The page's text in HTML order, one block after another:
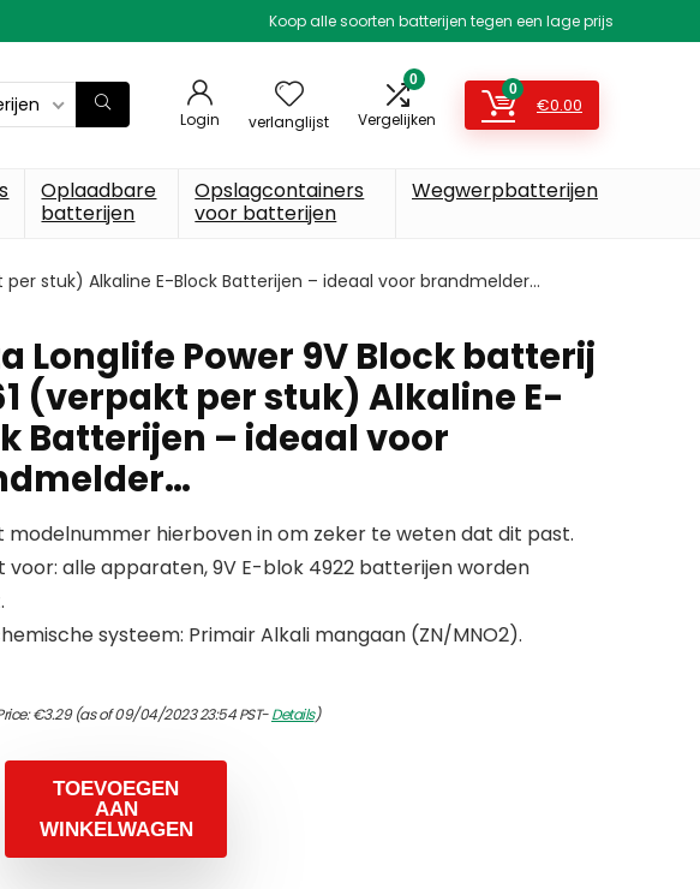
Koop alle soorten batterijen tegen een lage prijs
Login verlanglijst
0
Vergelijken
0
€0.00
Oplaadbare
batterijen
Opslagcontainers
voor batterijen
Wegwerpbatterijen
per stuk) Alkaline E-Block Batterijen – ideaal voor brandmelder…
Longlife Power 9V Block batterij
(verpakt per stuk) Alkaline E-
Batterijen – ideaal voor
modelnummer hierboven in om zeker te weten dat dit past.
voor: alle apparaten, 9V E-blok 4922 batterijen worden
systeem: Primair Alkali mangaan (ZN/MNO2).
€3.29(as of 09/04/2023 23:54 PST-Details)
TOEVOEGEN
AAN
WINKELWAGEN